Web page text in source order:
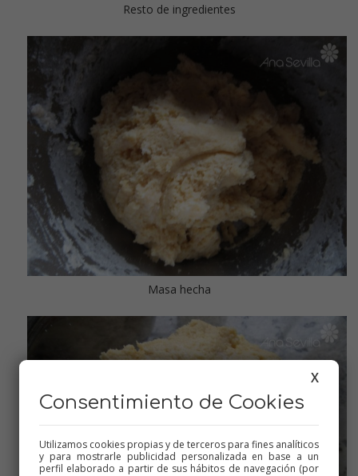
Resto de ingredientes
Masa hecha
X
Consentimiento de Cookies
Utilizamos cookies propias y de terceros para fines analíticos
y para mostrarle publicidad personalizada en base a un
perfil elaborado a partir de sus hábitos de navegación (por